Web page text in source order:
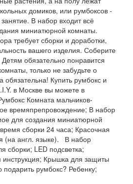
домиков, или румбоксов -
В набор входит всё
миниатюрной комнаты.
требует сборки и доработки,
вашего изделия. Соберите
обязательно понравится
только не забудьте о
Купить румбокс и
в Москве вы можете в
Комната мальчиков-
времяпрепровождение; В набор
для создания миниатюрной
сборки 24 часа; Красочная
(на англ. языке). В набор
сборки; LED подсветка;
инструкция; Крышка для защиты
румбокс? Ребенку;